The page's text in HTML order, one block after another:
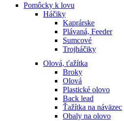
Pomôcky k lovu
Háčiky
Kaprárske
Plávaná, Feeder
Sumcové
Trojháčiky
Olová, ťažítka
Broky
Olová
Plastické olovo
Back lead
Ťažítka na náväzec
Obaly na olovo